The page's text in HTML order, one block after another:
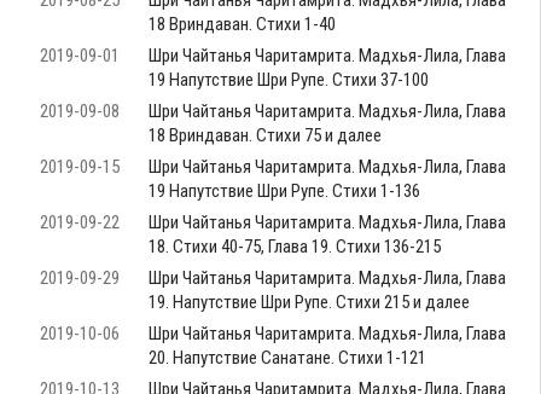
18 Вриндаван. Стихи 1-40
2019-09-01
Шри Чайтанья Чаритамрита. Мадхья-Лила, Глава
19 Напутствие Шри Рупе. Стихи 37-100
2019-09-08
Шри Чайтанья Чаритамрита. Мадхья-Лила, Глава
18 Вриндаван. Стихи 75 и далее
2019-09-15
Шри Чайтанья Чаритамрита. Мадхья-Лила, Глава
19 Напутствие Шри Рупе. Стихи 1-136
2019-09-22
Шри Чайтанья Чаритамрита. Мадхья-Лила, Глава
18. Стихи 40-75, Глава 19. Стихи 136-215
2019-09-29
Шри Чайтанья Чаритамрита. Мадхья-Лила, Глава
19. Напутствие Шри Рупе. Стихи 215 и далее
2019-10-06
Шри Чайтанья Чаритамрита. Мадхья-Лила, Глава
20. Напутствие Санатане. Стихи 1-121
2019-10-13
Шри Чайтанья Чаритамрита. Мадхья-Лила, Глава